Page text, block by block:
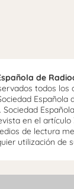
de
todos los
Sociedad
en el artículo
de lectura
utilización de